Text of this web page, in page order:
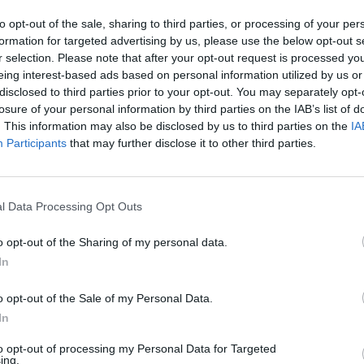
opt-out of the sale, sharing to third parties, or processing of your
for targeted advertising by us, please use the below opt-out
selection. Please note that after your opt-out request is processed
interest-based ads based on personal information utilized by us
to third parties prior to your opt-out. You may separately
of your personal information by third parties on the IAB’s list of
This information may also be disclosed by us to third parties on the
Participants that may further disclose it to other third parties.
Data Processing Opt Outs
opt-out of the Sharing of my personal data.
opt-out of the Sale of my Personal Data.
opt-out of processing my Personal Data for Targeted
lasciato la porta aperta all'ipotesi, ma non
ai cronisti che "la via è stretta". Perché il
Salvini non gradisca avere in coalizione
dissidenti che gli ha mosso guerra. E,
segretario, interrogato sulla questione, è
«Ognuno fa quel che crede, io lavoro
Francesco Rocca nel Lazio sono
un ottimo risultato».
sbotta contro chi parla di